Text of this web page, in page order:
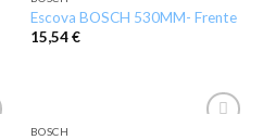
wishlist
Escova BOSCH 530MM- Frente
15,54€
BOSCH